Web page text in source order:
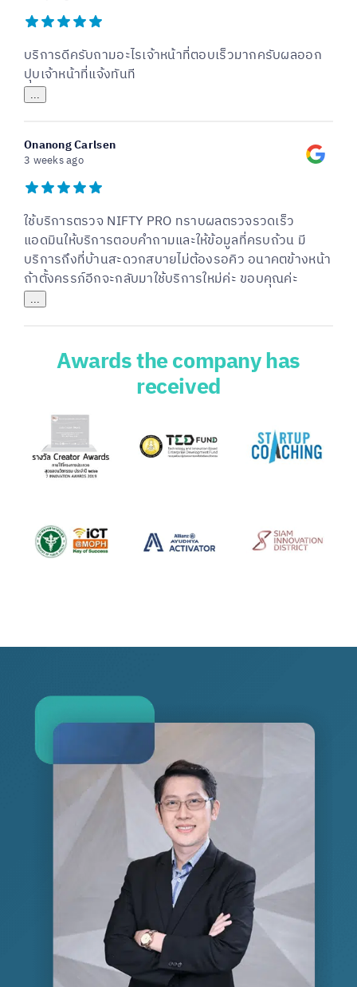
บริการดีครับถามอะไรเจ้าหน้าที่ตอบเร็วมากครับผลออก
ปุบเจ้าหน้าที่แจ้งทันที
Onanong Carlsen
3 weeks ago
ใช้บริการตรวจ NIFTY PRO ทราบผลตรวจรวดเร็ว
แอดมินให้บริการตอบคำถามและให้ข้อมูลที่ครบถ้วน มี
บริการถึงที่บ้านสะดวกสบายไม่ต้องรอคิว อนาคตข้างหน้า
ถ้าตั้งครรภ์อีกจะกลับมาใช้บริการใหม่ค่ะ ขอบคุณค่ะ
Awards the company has
received